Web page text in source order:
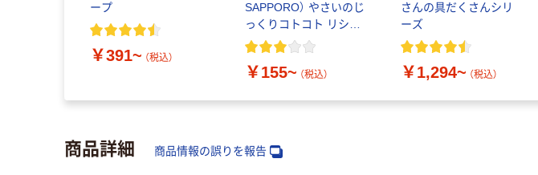
ープ
￥391~ （税込）
SAPPORO） やさいのじ
っくりコトコト リシー
ル缶
￥155~ （税込）
さんの具だくさんシリ
ーズ
￥1,294~ （税込）
商品詳細 商品情報の誤りを報告